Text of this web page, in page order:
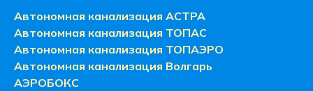
Автономная канализация АСТРА
Автономная канализация ТОПАС
Автономная канализация ТОПАЭРО
Автономная канализация Волгарь
АЭРОБОКС